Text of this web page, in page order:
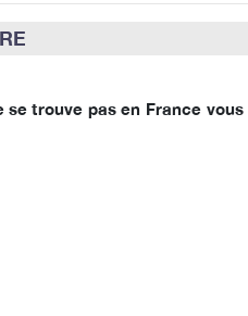
se trouve pas en France